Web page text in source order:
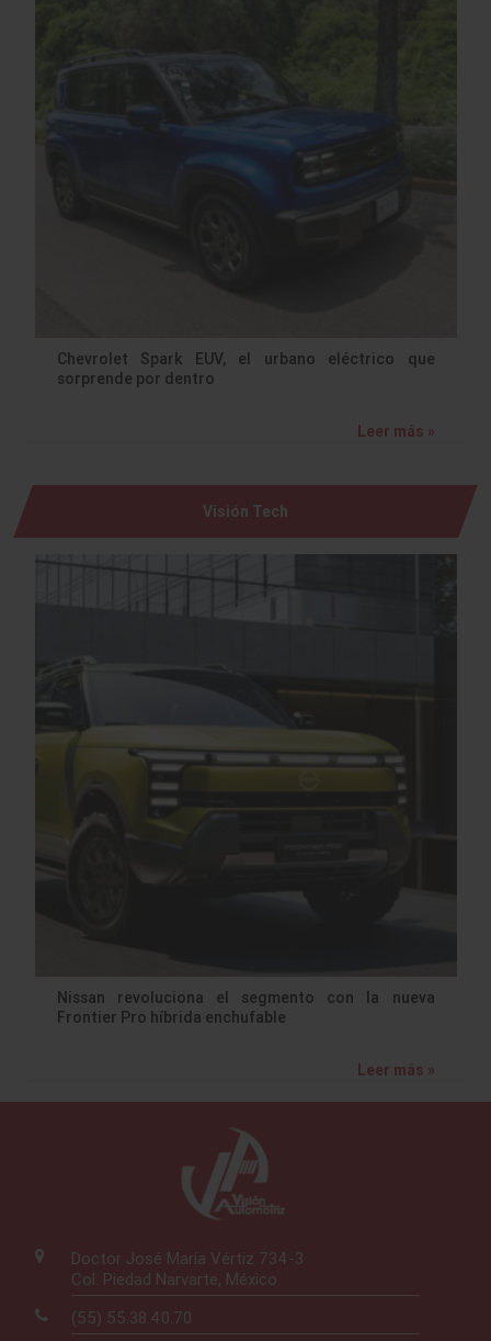
Chevrolet Spark EUV, el urbano eléctrico que
sorprende por dentro
Leer más »
Visión Tech
Nissan revoluciona el segmento con la nueva
Frontier Pro híbrida enchufable
Leer más »
Doctor José María Vértiz 734-3
Col. Piedad Narvarte, México
(55) 55.38.40.70